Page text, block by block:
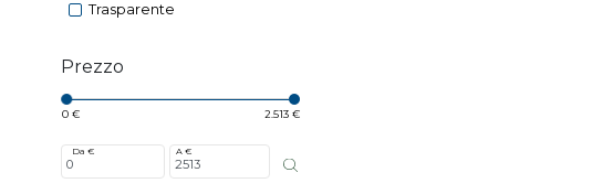
Trasparente
Prezzo
0 € 2.513 €
Da € A €